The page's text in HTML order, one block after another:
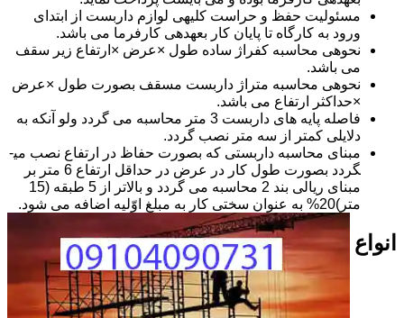
مسئولیت حفظ و حراست کلیه­ی لوازم داربست از ابتدای
ورود به کارگاه تا پایان کار بعهده­ی کارفرما می باشد.
نحوه­ی محاسبه کفراژ ساده طول ×عرض ×ارتفاع زیر سقف
می باشد.
نحوه­ی محاسبه متراژ داربست مسقف بصورت طول ×عرض
×حداکثر ارتفاع می باشد.
فاصله پایه های داربست 3 متر محاسبه می گردد ولو آنکه به
دلایلی کمتر از سه متر نصب گردد.
مبنای محاسبه داربستی که بصورت حفاظ در ارتفاع نصب می­
گردد بصورت طول کار در عرض در حداقل ارتفاع 6 متر بر
مبنای ریالی بند 2 محاسبه می گردد و بالاتر از 5 طبقه (15
متر)20% به عنوان سختی کار به مبلغ اوّلیه اضافه می شود.
انواع